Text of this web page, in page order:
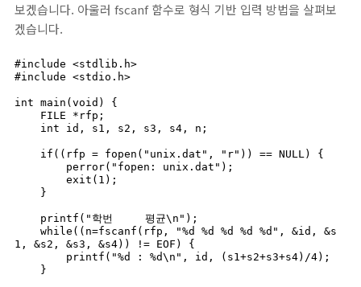
보겠습니다. 아울러 fscanf 함수로 형식 기반 입력 방법을 살펴보
겠습니다.
#include <stdlib.h>
#include <stdio.h>
int main(void) {
1, &s2, &s3, &s4)) != EOF) {